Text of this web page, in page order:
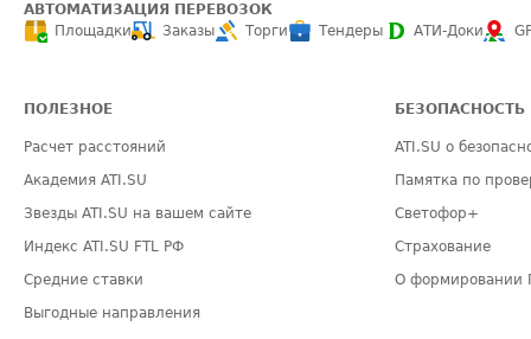
АВТОМАТИЗАЦИЯ ПЕРЕВОЗОК
Площадки
Заказы Торги Тендеры АТИ-Доки
ПОЛЕЗНОЕ
Расчет расстояний
Академия ATI.SU
Звезды ATI.SU на вашем сайте
Индекс ATI.SU FTL РФ
Средние ставки
Выгодные направления
БЕЗОПАСНОСТЬ
ATI.SU о
Памятка по
Светофор+
Страхование
О формировании